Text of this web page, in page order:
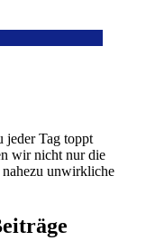
jeder Tag toppt
wir nicht nur die
nahezu unwirkliche